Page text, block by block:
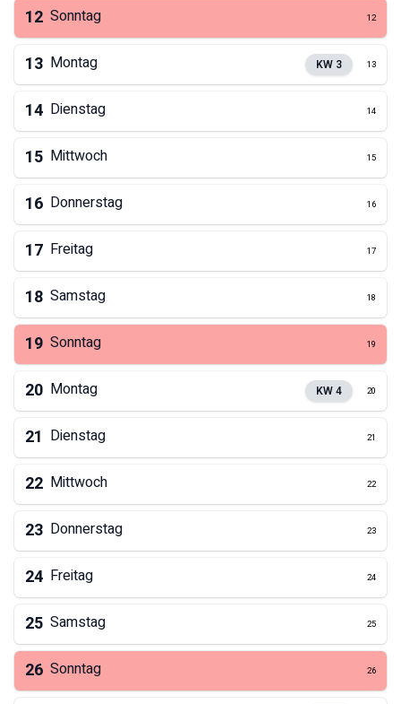
12 Sonntag 12
13 Montag KW 3 13
14 Dienstag 14
15 Mittwoch 15
16 Donnerstag 16
17 Freitag 17
18 Samstag 18
19 Sonntag 19
20 Montag KW4 20
21 Dienstag 21
22 Mittwoch 22
23 Donnerstag 23
24 Freitag 24
25 Samstag 25
26 Sonntag 26